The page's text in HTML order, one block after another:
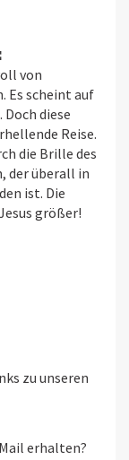
von
Es scheint auf
diese
Reise.
die Brille des
der überall in
ist. Die
größer!
zu unseren
erhalten?